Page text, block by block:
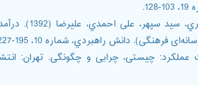
رضاییان فردویی،
دانش راهبردي، شماره 10، 195-227.
گنجعلی، اسدالله (1390). مدیریت عملکرد: چیستی، چرایی و